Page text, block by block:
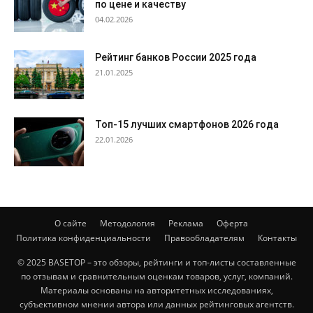
по цене и качеству
04.02.2026
Рейтинг банков России 2025 года
21.01.2025
Топ-15 лучших смартфонов 2026 года
22.01.2026
О сайте Методология Реклама
Оферта
Политика конфиденциальности
Правообладателям Контакты
© 2025 BASETOP – это обзоры, рейтинги и топ-листы составленные
по отзывам и сравнительным оценкам товаров, услуг, компаний.
Материалы основаны на авторитетных исследованиях,
субъективном мнении автора или данных рейтинговых агентств.